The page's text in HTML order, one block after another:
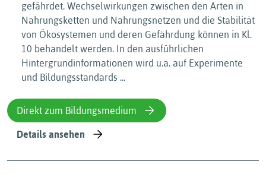
gefährdet. Wechselwirkungen zwischen den Arten in
Nahrungsketten und Nahrungsnetzen und die Stabilität
von Ökosystemen und deren Gefährdung können in Kl.
10 behandelt werden. In den ausführlichen
Hintergrundinformationen wird u.a. auf Experimente
und Bildungsstandards ...
Direkt zum Bildungsmedium
Details ansehen